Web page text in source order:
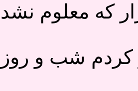
که معلوم نشد
کردم شب و روز